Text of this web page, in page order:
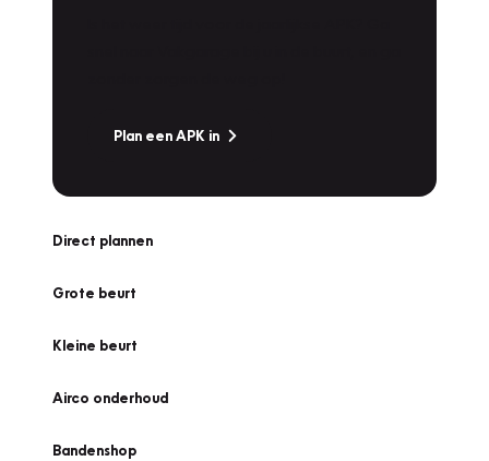
Plan een APK in
Direct plannen
Grote beurt
Kleine beurt
Airco onderhoud
Bandenshop